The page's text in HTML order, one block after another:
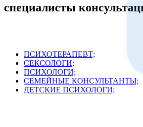
специалисты
ПСИХОТЕРАПЕВТ;
СЕКСОЛОГИ;
ПСИХОЛОГИ;
СЕМЕЙНЫЕ КОНСУЛЬТАНТЫ;
ДЕТСКИЕ ПСИХОЛОГИ;